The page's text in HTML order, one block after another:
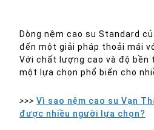
Dòng nệm cao su Standard
đến một giải pháp thoải mái
Với chất lượng cao và độ bền
một lựa chọn phổ biến cho
>>> Vì sao nệm cao su Vạn
được nhiều người lựa chọn?